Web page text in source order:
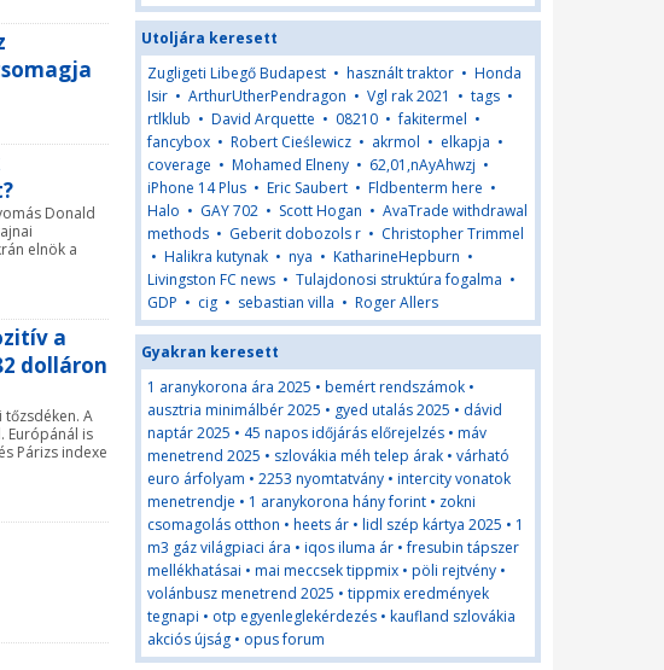
Donald
elnök a
a
dolláron
A
Európánál is
Párizs indexe
Utoljára keresett
Zugligeti Libegő Budapest • használt traktor • Honda
Isir • ArthurUtherPendragon • Vgl rak 2021 • tags •
rtlklub • David Arquette • 08210 •fakitermel •
fancybox • Robert Cieślewicz • akrmol • elkapja •
coverage • Mohamed Elneny • 62,01,nAyAhwzj •
iPhone 14 Plus • Eric Saubert • Fldbenterm here •
Halo • GAY 702 • Scott Hogan • AvaTrade withdrawal
methods • Geberit dobozols r • Christopher Trimmel
• Halikra kutynak • nya • KatharineHepburn •
Livingston FC news • Tulajdonosi struktúra fogalma •
GDP • cig • sebastian villa • Roger Allers
Gyakran keresett
1 aranykorona ára 2025 • bemért rendszámok •
ausztria minimálbér 2025 • gyed utalás 2025 • dávid
naptár 2025 • 45 napos időjárás előrejelzés • máv
menetrend 2025 • szlovákia méh telep árak • várható
euro árfolyam • 2253 nyomtatvány • intercity vonatok
menetrendje • 1 aranykorona hány forint • zokni
csomagolás otthon • heets ár • lidl szép kártya 2025 • 1
m3 gáz világpiaci ára • iqos iluma ár •fresubin tápszer
mellékhatásai • mai meccsek tippmix • pöli rejtvény •
volánbusz menetrend 2025 • tippmix eredmények
tegnapi • otp egyenleglekérdezés • kaufland szlovákia
akciós újság • opus forum